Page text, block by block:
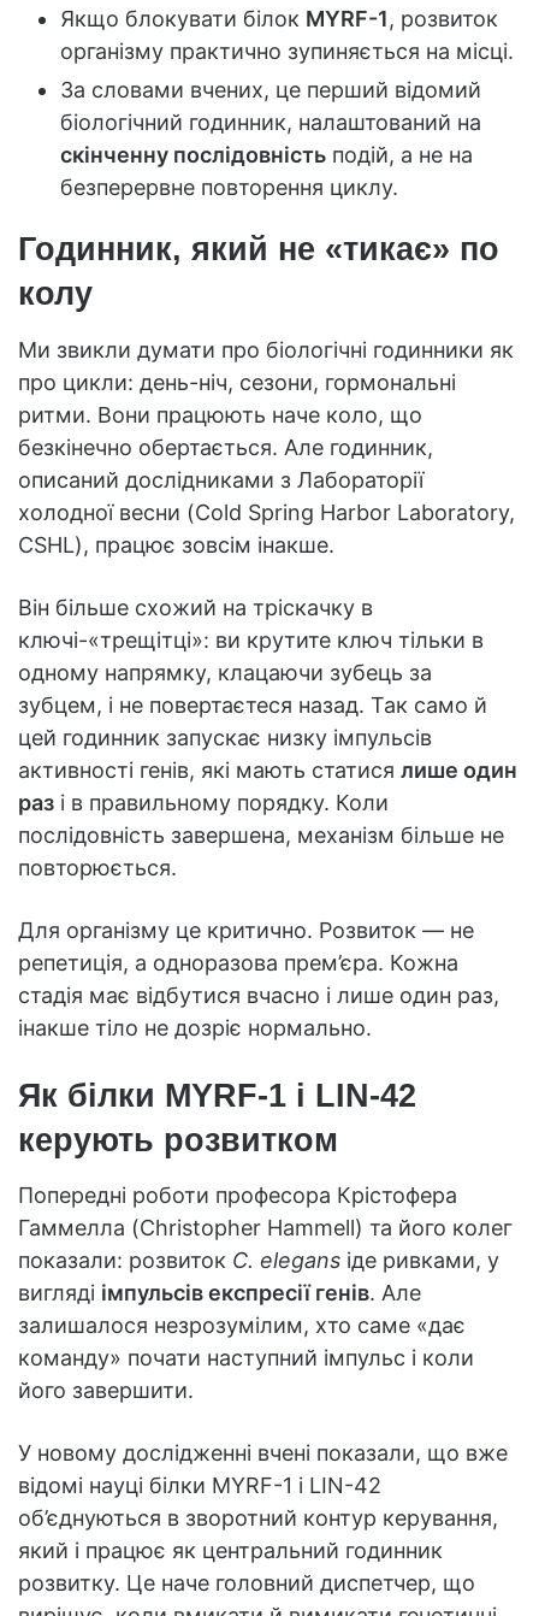
Якщо блокувати білок MYRF-1, розвиток
організму практично зупиняється на місці.
За словами вчених, це перший відомий
біологічний годинник, налаштований на
скінченну послідовність подій, а не на
безперервне повторення циклу.
Годинник, який не «тикає» по
колу
Ми звикли думати про біологічні годинники як
про цикли: день-ніч, сезони, гормональні
ритми. Вони працюють наче коло, що
безкінечно обертається. Але годинник,
описаний дослідниками з Лабораторії
холодної весни (Cold Spring Harbor Laboratory,
CSHL), працює зовсім інакше.
Він більше схожий на тріскачку в
ключі-«трещітці»: ви крутите ключ тільки в
одному напрямку, клацаючи зубець за
зубцем, і не повертаєтеся назад. Так само й
цей годинник запускає низку імпульсів
активності генів, які мають статися лише один
раз і в правильному порядку. Коли
послідовність завершена, механізм більше не
повторюється.
Для організму це критично. Розвиток — не
репетиція, а одноразова прем’єра. Кожна
стадія має відбутися вчасно і лише один раз,
інакше тіло не дозріє нормально.
Як білки MYRF-1 і LIN-42
керують розвитком
Попередні роботи професора Крістофера
Гаммелла (Christopher Hammell) та його колег
показали: розвиток C. elegans іде ривками, у
вигляді імпульсів експресії генів. Але
залишалося незрозумілим, хто саме «дає
команду» почати наступний імпульс і коли
його завершити.
У новому дослідженні вчені показали, що вже
відомі науці білки MYRF-1 і LIN-42
об’єднуються в зворотний контур керування,
який і працює як центральний годинник
розвитку. Це наче головний диспетчер, що